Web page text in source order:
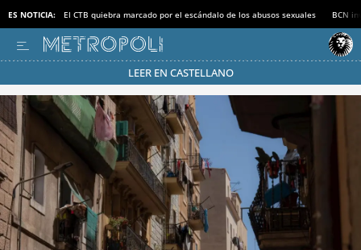
ES NOTICIA: El CTB quiebra marcado por el escándalo de los abusos sexuales BCN
LEER EN CASTELLANO
Pásate al MODO AHORRO